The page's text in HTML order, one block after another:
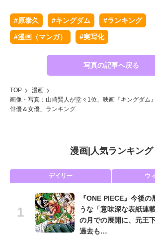
#原泰久 #キングダム #ランキング
#漫画（マンガ） #実写化
写真の記事へ戻る
TOP
漫画
画像・写真：山崎賢人が堂々1位、映画『キングダム
俳優＆女優」ランキング
漫画| 人気ランキング
デイリー ウ
『ONE PIECE』今後
うな「意味深な表紙連
の月での展開に、元王
過去も…